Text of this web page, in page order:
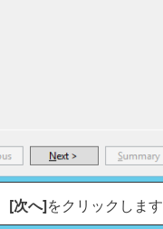
[次へ]をクリックします